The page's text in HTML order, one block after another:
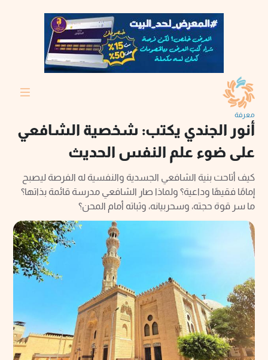
معرفة
أنور الجندي يكتب: شخصية الشافعي
على ضوء علم النفس الحديث
كيف أتاحت بنية الشافعي الجسدية والنفسية له الفرصة ليصبح
إمامًا فقيهًا وداعية؟ ولماذا صار الشافعي مدرسة قائمة بذاتها؟
ما سر قوة حجته، وسحربيانه، وثباته أمام المحن؟